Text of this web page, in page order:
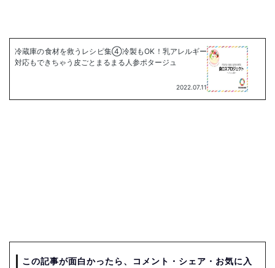
この記事が面白かったら、コメント・シェア・お気に入